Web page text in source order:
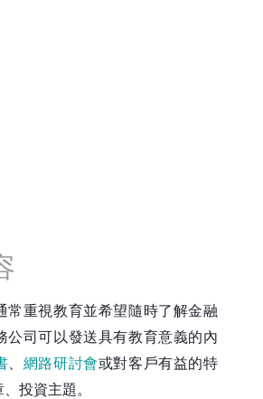
常重視教育並希望隨時了解金融
公司可以發送具有教育意義的內
網路研討會或對客戶有益的特
投資主題。